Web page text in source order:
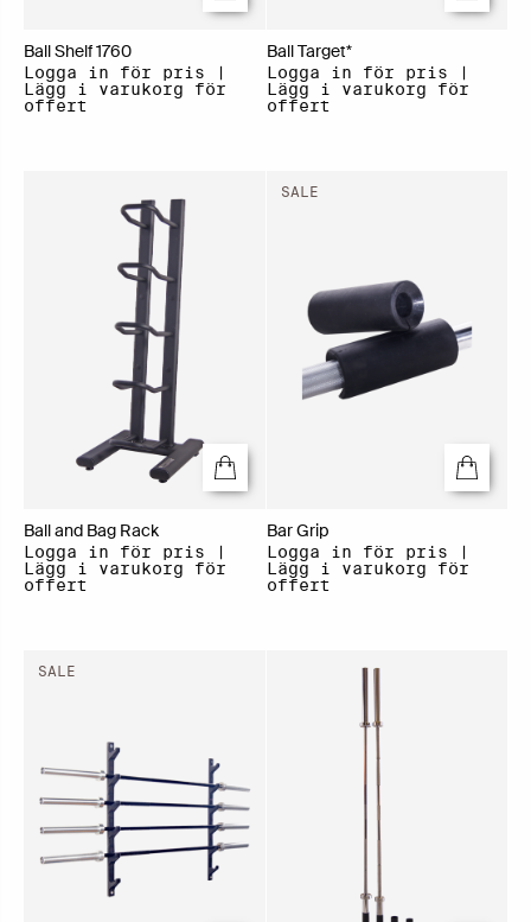
Ball Shelf 1760
Logga in för pris |
Lägg i varukorg för
offert
Ball Target*
Logga in för pris |
Lägg i varukorg för
offert
Ball and Bag Rack
Logga in för pris |
Lägg i varukorg för
offert
SALE
Bar Grip
Logga in för pris |
Lägg i varukorg för
offert
SALE